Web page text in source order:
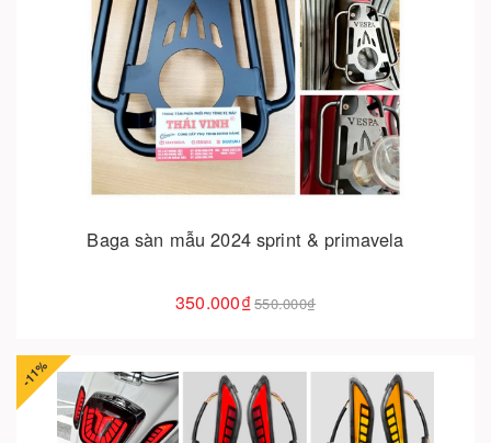
Baga sàn mẫu 2024 sprint & primavela
350.000₫550.000₫
Cho vào giỏ hàng
-11%